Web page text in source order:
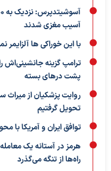
آسیب مغزی شدند
با این خوراکی ها آلزایمر
ترامپ گزینه جانشینی‌اش
پشت درهای بسته
تحویل گرفتیم
توافق ایران و آمریکا با
هرمز در آستانه یک
راه‌ها از تنگه می‌گذرد